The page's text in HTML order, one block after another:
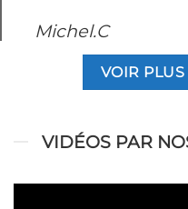
Michel.C
VOIR PLUS
VIDÉOS PAR